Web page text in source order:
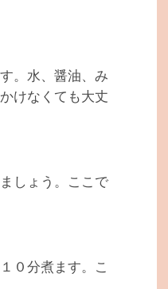
。水、醤油、み
けなくても大丈
しょう。ここで
０分煮ます。こ